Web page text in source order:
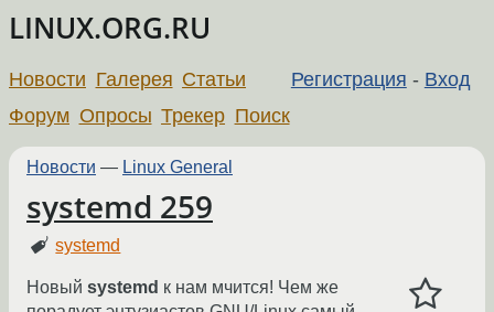
LINUX.ORG.RU
Регистрация - Вход
Новости Галерея Статьи
Форум Опросы Трекер Поиск
Новости — Linux General
systemd 259
systemd
Новый systemd к нам мчится! Чем же